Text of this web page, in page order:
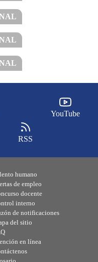
YouTube
RSS
humano
de empleo
docente
interno
de notificaciones
del sitio
en línea